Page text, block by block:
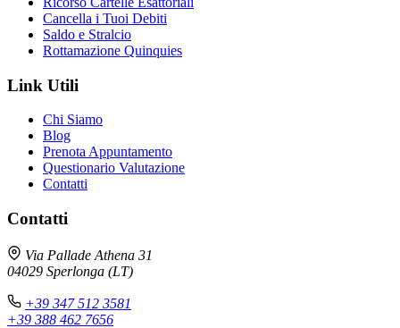
Cancella i Tuoi Debiti
Saldo e Stralcio
Rottamazione Quinquies
Link Utili
Chi Siamo
Blog
Prenota Appuntamento
Questionario Valutazione
Contatti
Contatti
Via Pallade Athena 31
04029 Sperlonga (LT)
+39 347 512 3581
+39 388 462 7656